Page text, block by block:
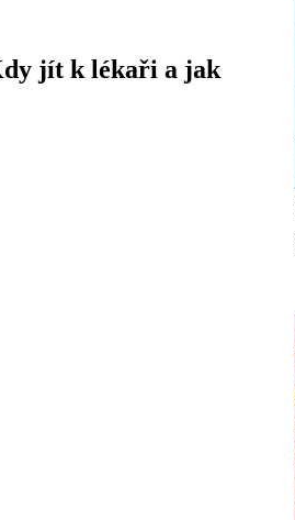
jít k lékaři a jak